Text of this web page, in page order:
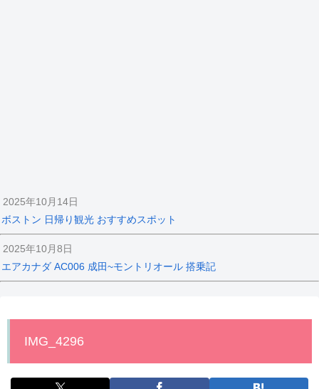
2025年10月14日
ボストン 日帰り観光 おすすめスポット
2025年10月8日
エアカナダ AC006 成田~モントリオール 搭乗記
IMG_4296